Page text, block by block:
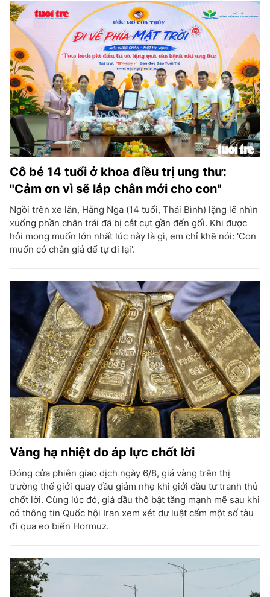
Cô bé 14 tuổi ở khoa điều trị ung thư:
"Cảm ơn vì sẽ lắp chân mới cho con"
Ngồi trên xe lăn, Hằng Nga (14 tuổi, Thái Bình) lặng lẽ nhìn
xuống phần chân trái đã bị cắt cụt gần đến gối. Khi được
hỏi mong muốn lớn nhất lúc này là gì, em chỉ khẽ nói: 'Con
muốn có chân giả để tự đi lại'.
Vàng hạ nhiệt do áp lực chốt lời
Đóng cửa phiên giao dịch ngày 6/8, giá vàng trên thị
trường thế giới quay đầu giảm nhẹ khi giới đầu tư tranh thủ
chốt lời. Cùng lúc đó, giá dầu thô bật tăng mạnh mẽ sau khi
có thông tin Quốc hội Iran xem xét dự luật cấm một số tàu
đi qua eo biển Hormuz.